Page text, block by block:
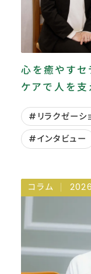
心を癒やすセ
ケアで人を支
#リラクゼーシ
#インタビュー
コラム